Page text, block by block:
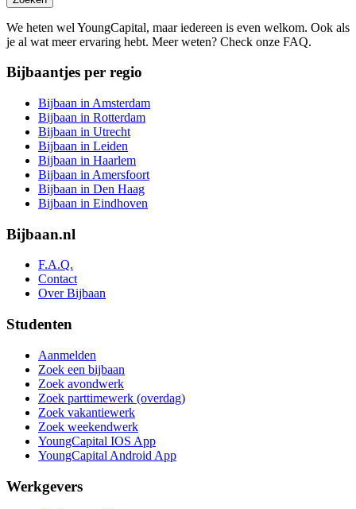
We heten wel YoungCapital, maar iedereen is even welkom. Ook als
je al wat meer ervaring hebt. Meer weten? Check onze FAQ.
Bijbaantjes per regio
Bijbaan in Amsterdam
Bijbaan in Rotterdam
Bijbaan in Utrecht
Bijbaan in Leiden
Bijbaan in Haarlem
Bijbaan in Amersfoort
Bijbaan in Den Haag
Bijbaan in Eindhoven
Bijbaan.nl
F.A.Q.
Contact
Over Bijbaan
Studenten
Aanmelden
Zoek een bijbaan
Zoek avondwerk
Zoek parttimewerk (overdag)
Zoek vakantiewerk
Zoek weekendwerk
YoungCapital IOS App
YoungCapital Android App
Werkgevers